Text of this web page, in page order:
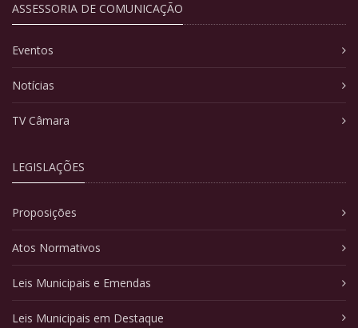
ASSESSORIA DE COMUNICAÇÃO
Eventos
Notícias
TV Câmara
LEGISLAÇÕES
Proposições
Atos Normativos
Leis Municipais e Emendas
Leis Municipais em Destaque